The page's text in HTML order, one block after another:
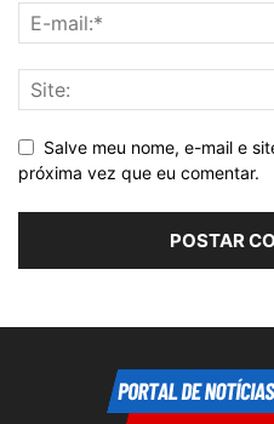
Salve meu nome, e-mail e
próxima vez que eu comentar.